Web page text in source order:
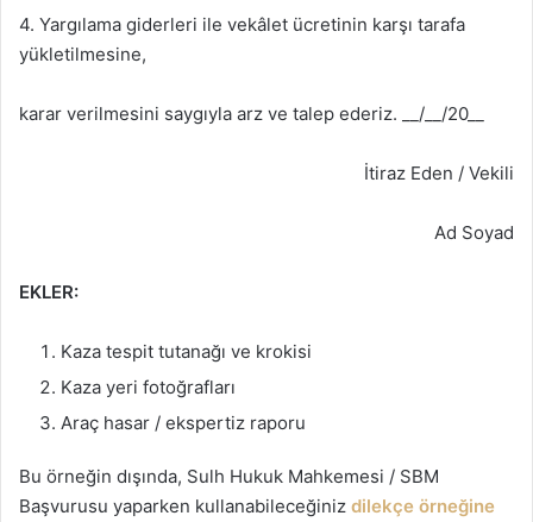
4. Yargılama giderleri ile vekâlet ücretinin karşı tarafa
yükletilmesine,
karar verilmesini saygıyla arz ve talep ederiz. __/__/20__
İtiraz Eden / Vekili
Ad Soyad
EKLER:
Kaza tespit tutanağı ve krokisi
Kaza yeri fotoğrafları
Araç hasar / ekspertiz raporu
Bu örneğin dışında, Sulh Hukuk Mahkemesi / SBM
Başvurusu yaparken kullanabileceğiniz dilekçe örneğine